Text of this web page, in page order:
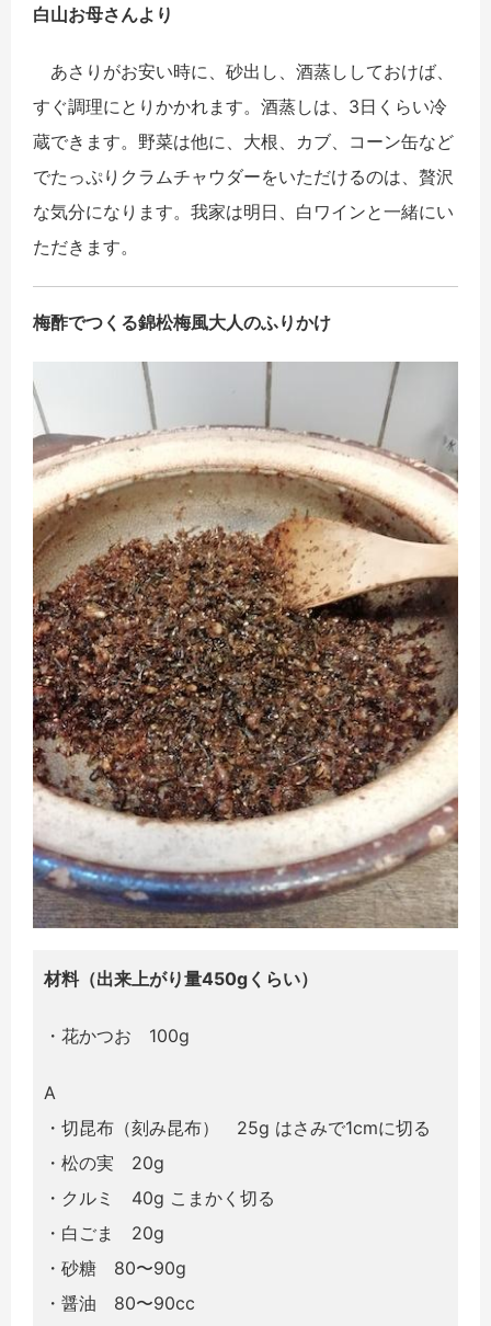
白山お母さんより
あさりがお安い時に、砂出し、酒蒸ししておけば、
すぐ調理にとりかかれます。酒蒸しは、3日くらい冷
蔵できます。野菜は他に、大根、カブ、コーン缶など
でたっぷりクラムチャウダーをいただけるのは、贅沢
な気分になります。我家は明日、白ワインと一緒にい
ただきます。
梅酢でつくる錦松梅風大人のふりかけ
材料（出来上がり量450gくらい）
・花かつお 100g
A
・切昆布（刻み昆布） 25g はさみで1cmに切る
・松の実 20g
・クルミ 40g こまかく切る
・白ごま 20g
・砂糖 80〜90g
・醤油 80〜90cc